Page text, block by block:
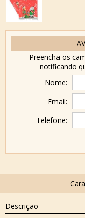
Preencha os
notificando
Nome:
Email:
Telefone:
Descrição